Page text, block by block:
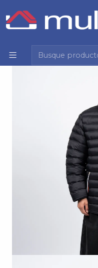
Inicio
Parka Hombre Fz
Rfmpki2590Ne